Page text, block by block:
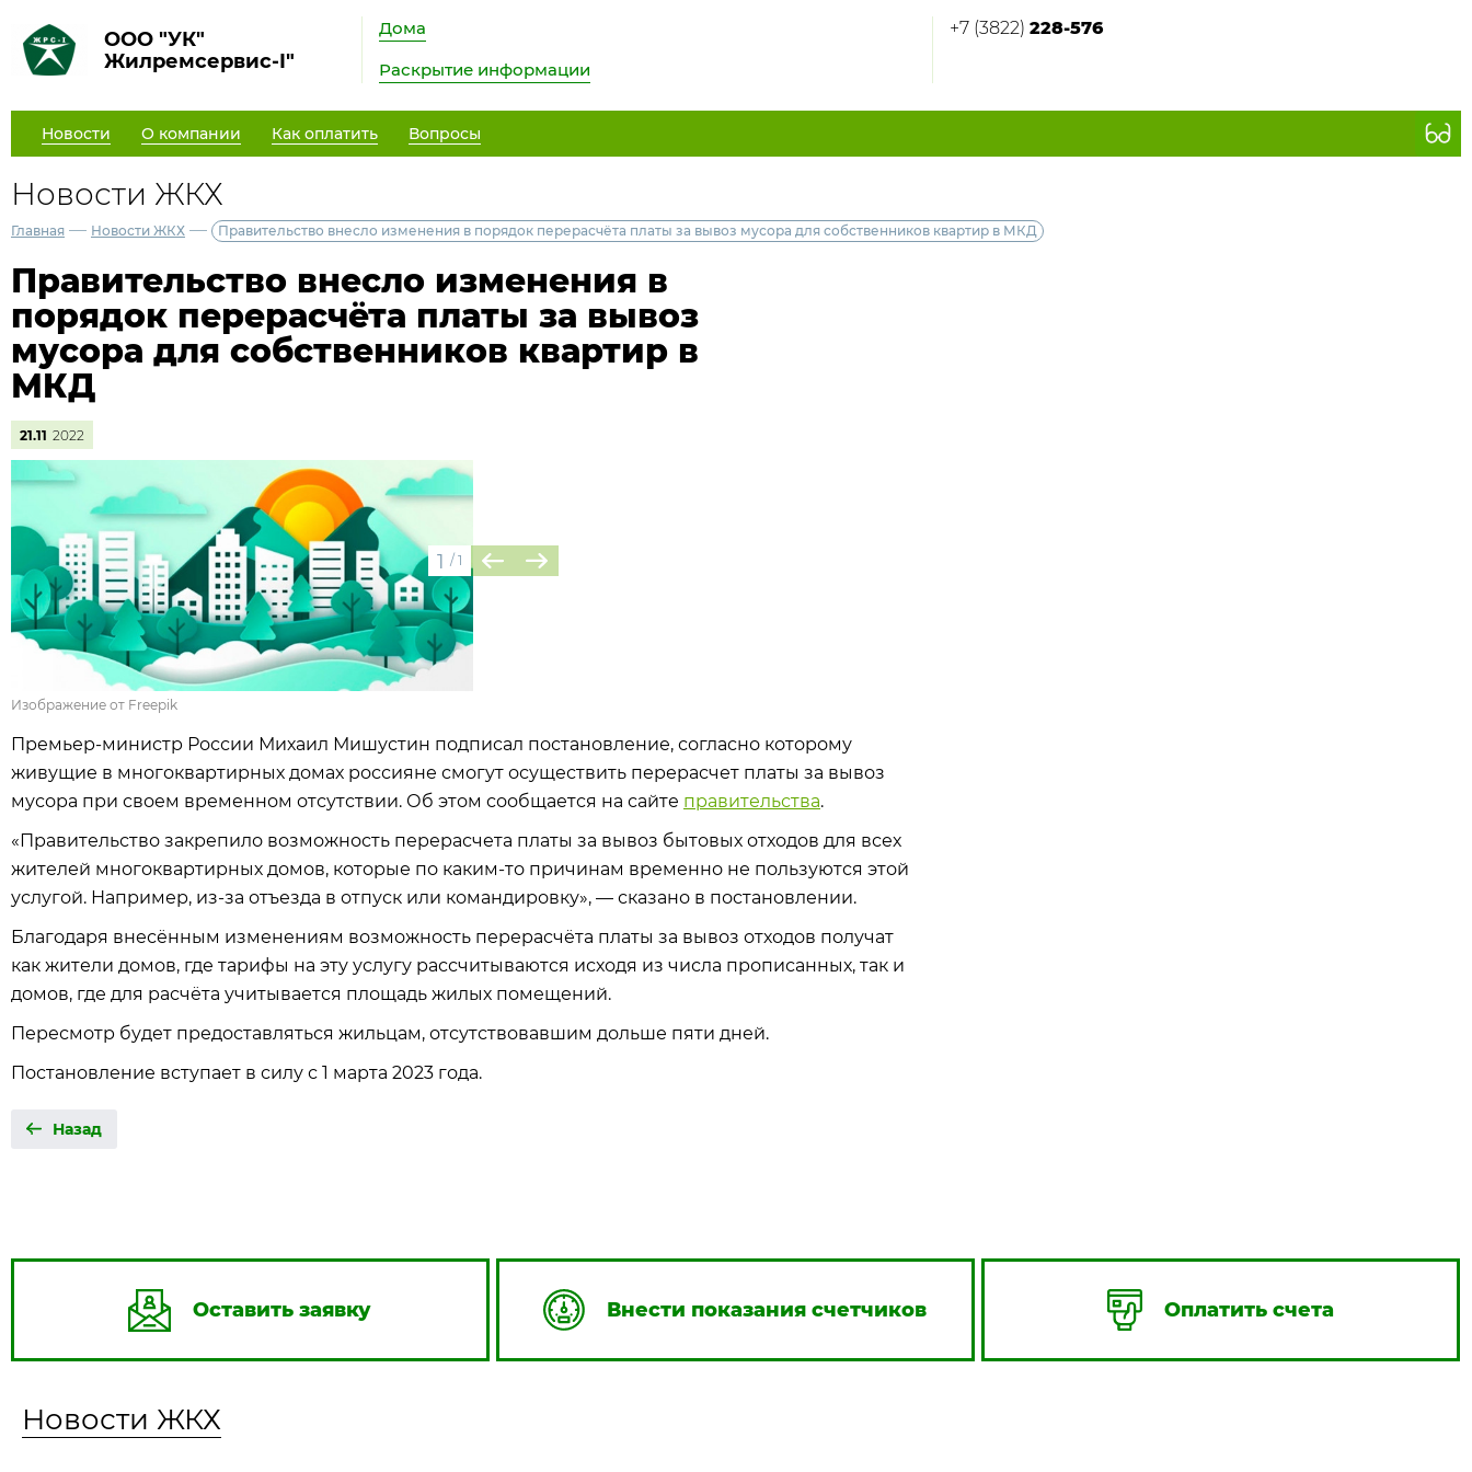
ООО "УК"
Жилремсервис-I"
Дома
Раскрытие информации
+7 (3822) 228-576
Новости О компании Как оплатить Вопросы
Новости ЖКХ
Главная — Новости ЖКХ — Правительство внесло изменения в порядок перерасчёта платы за вывоз мусора для собственников квартир в МКД
Правительство внесло изменения в
порядок перерасчёта платы за вывоз
мусора для собственников квартир в
МКД
21.11 2022
1 / 1
Изображение от Freepik
Премьер-министр России Михаил Мишустин подписал постановление, согласно которому
живущие в многоквартирных домах россияне смогут осуществить перерасчет платы за вывоз
мусора при своем временном отсутствии. Об этом сообщается на сайте правительства.
«Правительство закрепило возможность перерасчета платы за вывоз бытовых отходов для всех
жителей многоквартирных домов, которые по каким-то причинам временно не пользуются этой
услугой. Например, из-за отъезда в отпуск или командировку», — сказано в постановлении.
Благодаря внесённым изменениям возможность перерасчёта платы за вывоз отходов получат
как жители домов, где тарифы на эту услугу рассчитываются исходя из числа прописанных, так и
домов, где для расчёта учитывается площадь жилых помещений.
Пересмотр будет предоставляться жильцам, отсутствовавшим дольше пяти дней.
Постановление вступает в силу с 1 марта 2023 года.
Назад
Оставить заявку Внести показания счетчиков Оплатить счета
Новости ЖКХ